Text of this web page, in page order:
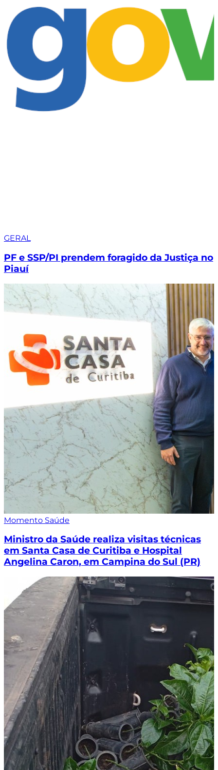
GERAL
PF e SSP/PI prendem foragido da Justiça no
Piauí
Momento Saúde
Ministro da Saúde realiza visitas técnicas
em Santa Casa de Curitiba e Hospital
Angelina Caron, em Campina do Sul (PR)